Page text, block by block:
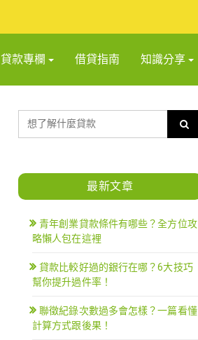
貸款專欄 借貸指南 知識分享
最新文章
青年創業貸款條件有哪些？全方位攻
略懶人包在這裡
貸款比較好過的銀行在哪？6大技巧
幫你提升過件率！
聯徵紀錄次數過多會怎樣？一篇看懂
計算方式跟後果！